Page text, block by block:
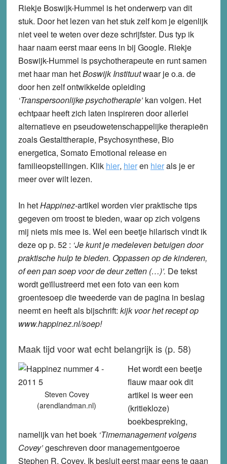
Riekje Boswijk-Hummel is het onderwerp van dit
stuk. Door het lezen van het stuk zelf kom je eigenlijk
niet veel te weten over deze schrijfster. Dus typ ik
haar naam eerst maar eens in bij Google. Riekje
Boswijk-Hummel is psychotherapeute en runt samen
met haar man hetBoswijk Instituutwaar je o.a. de
door hen zelf ontwikkelde opleiding
‘Transpersoonlijke psychotherapie’kan volgen. Het
echtpaar heeft zich laten inspireren door allerlei
alternatieve en pseudowetenschappelijke therapieën
zoals Gestalttherapie, Psychosynthese, Bio
energetica, Somato Emotional release en
familieopstellingen. Klik hier, hieren hierals je er
meer over wilt lezen.
In hetHappinez-artikel worden vier praktische tips
gegeven om troost te bieden, waar op zich volgens
mij niets mis mee is. Wel een beetje hilarisch vindt ik
deze op p. 52 : ‘Je kunt je medeleven betuigen door
praktische hulp te bieden. Oppassen op de kinderen,
of een pan soep voor de deur zetten (…)’. De tekst
wordt geïllustreerd met een foto van een kom
groentesoep die tweederde van de pagina in beslag
neemt en heeft als bijschrift: kijk voor het recept op
www.happinez.nl/soep!
Maak tijd voor wat echt belangrijk is (p. 58)
Steven Covey
(arendlandman.nl)
Het wordt een beetje
flauw maar ook dit
artikel is weer een
(kritiekloze)
boekbespreking,
namelijk van het boek ‘Timemanagement volgens
Covey’geschreven door managementgoeroe
Stephen R. Covey. Ik besluit eerst maar eens te gaan